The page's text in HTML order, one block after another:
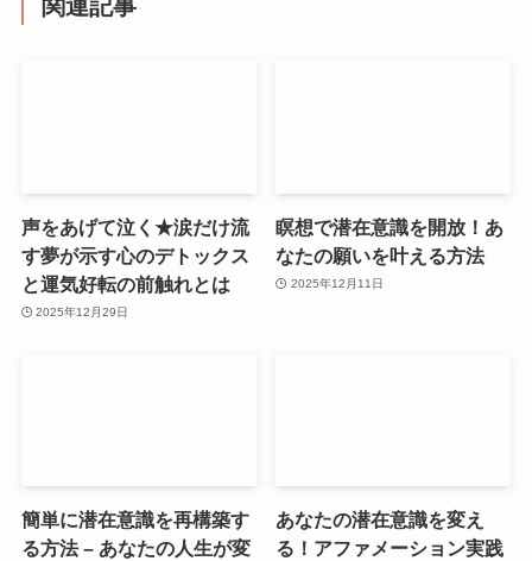
関連記事
声をあげて泣く★涙だけ流
す夢が示す心のデトックス
と運気好転の前触れとは
2025年12月29日
瞑想で潜在意識を開放！あ
なたの願いを叶える方法
2025年12月11日
簡単に潜在意識を再構築す
る方法 – あなたの人生が変
あなたの潜在意識を変え
る！アファメーション実践